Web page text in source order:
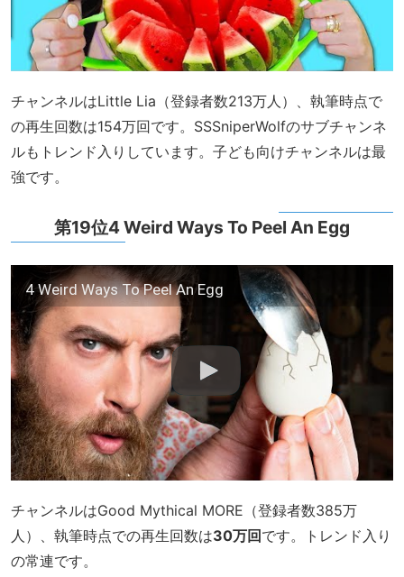
チャンネルはLittle Lia（登録者数213万人）、執筆時点で
の再生回数は154万回です。SSSniperWolfのサブチャンネ
ルもトレンド入りしています。子ども向けチャンネルは最
強です。
第19位4 Weird Ways To Peel An Egg
4 Weird Ways To Peel An Egg
チャンネルはGood Mythical MORE（登録者数385万
人）、執筆時点での再生回数は30万回です。トレンド入り
の常連です。